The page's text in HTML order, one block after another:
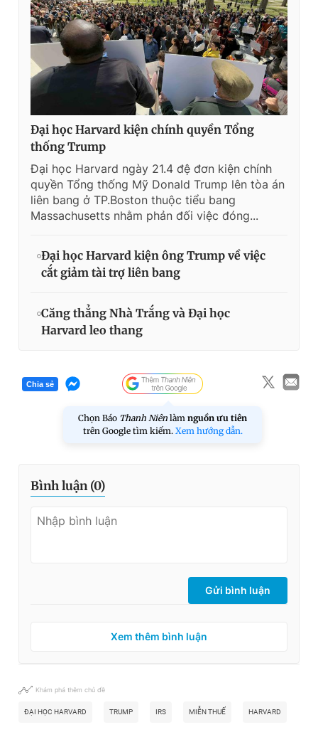
Đại học Harvard kiện chính quyền Tổng
thống Trump
Đại học Harvard ngày 21.4 đệ đơn kiện chính
quyền Tổng thống Mỹ Donald Trump lên tòa án
liên bang ở TP.Boston thuộc tiểu bang
Massachusetts nhằm phản đối việc đóng...
Đại học Harvard kiện ông Trump về việc
cắt giảm tài trợ liên bang
Căng thẳng Nhà Trắng và Đại học
Harvard leo thang
Chia sẻ
Chọn Báo Thanh Niên làm nguồn ưu tiên
trên Google tìm kiếm. Xem hướng dẫn.
Bình luận (0)
Gửi bình luận
Xem thêm bình luận
Khám phá thêm chủ đề
ĐẠI HỌC HARVARD TRUMP IRS MIỄN THUẾ HARVARD